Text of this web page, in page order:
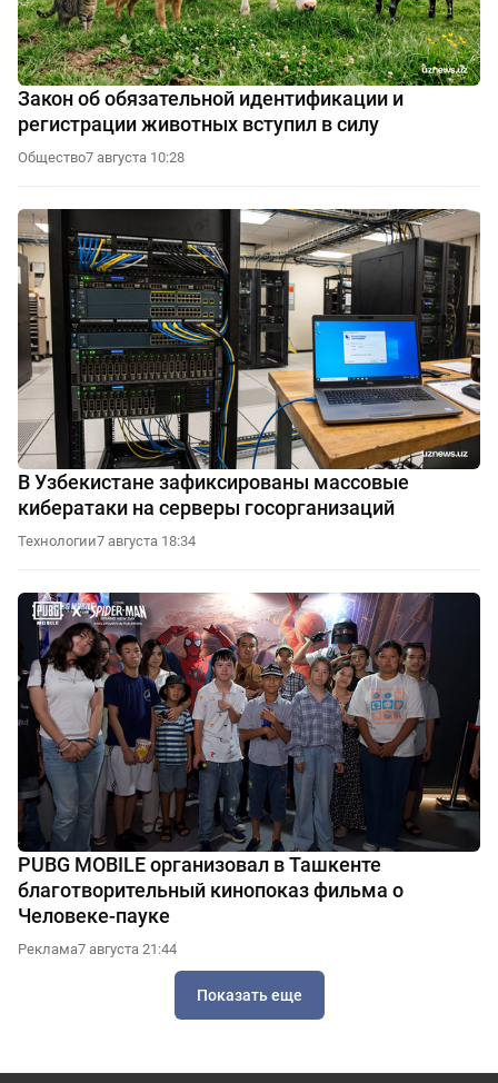
Закон об обязательной идентификации и
регистрации животных вступил в силу
Общество7 августа 10:28
В Узбекистане зафиксированы массовые
кибератаки на серверы госорганизаций
Технологии7 августа 18:34
PUBG MOBILE организовал в Ташкенте
благотворительный кинопоказ фильма о
Человеке-пауке
Реклама7 августа 21:44
Показать еще